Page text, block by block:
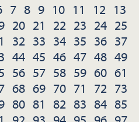
7 8 9 10 11 12 13
20 21 22 23 24 25
32 33 34 35 36 37
44 45 46 47 48 49
56 57 58 59 60 61
68 69 70 71 72 73
80 81 82 83 84 85